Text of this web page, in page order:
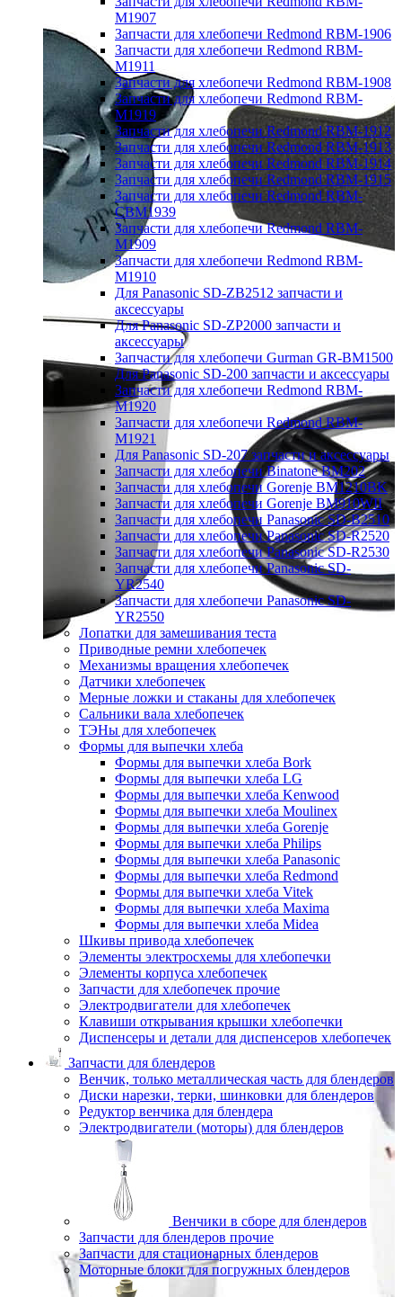
M1907
Запчасти для хлебопечи Redmond RBM-1906
Запчасти для хлебопечи Redmond RBM-
M1911
Запчасти для хлебопечи Redmond RBM-1908
Запчасти для хлебопечи Redmond RBM-
M1919
Запчасти для хлебопечи Redmond RBM-1912
Запчасти для хлебопечи Redmond RBM-1913
Запчасти для хлебопечи Redmond RBM-1914
Запчасти для хлебопечи Redmond RBM-1915
Запчасти для хлебопечи Redmond RBM-
CBM1939
Запчасти для хлебопечи Redmond RBM-
M1909
Запчасти для хлебопечи Redmond RBM-
M1910
Для Panasonic SD-ZB2512 запчасти и
аксессуары
Для Panasonic SD-ZP2000 запчасти и
аксессуары
Запчасти для хлебопечи Gurman GR-BM1500
Для Panasonic SD-200 запчасти и аксессуары
Запчасти для хлебопечи Redmond RBM-
M1920
Запчасти для хлебопечи Redmond RBM-
M1921
Для Panasonic SD-207 запчасти и аксессуары
Запчасти для хлебопечи Binatone BM202
Запчасти для хлебопечи Gorenje BM1210BK
Запчасти для хлебопечи Gorenje BM910WII
Запчасти для хлебопечи Panasonic SD-B2510
Запчасти для хлебопечи Panasonic SD-R2520
Запчасти для хлебопечи Panasonic SD-R2530
Запчасти для хлебопечи Panasonic SD-
YR2540
Запчасти для хлебопечи Panasonic SD-
YR2550
Лопатки для замешивания теста
Приводные ремни хлебопечек
Механизмы вращения хлебопечек
Датчики хлебопечек
Мерные ложки и стаканы для хлебопечек
Сальники вала хлебопечек
ТЭНы для хлебопечек
Формы для выпечки хлеба
Формы для выпечки хлеба Bork
Формы для выпечки хлеба LG
Формы для выпечки хлеба Kenwood
Формы для выпечки хлеба Moulinex
Формы для выпечки хлеба Gorenje
Формы для выпечки хлеба Philips
Формы для выпечки хлеба Panasonic
Формы для выпечки хлеба Redmond
Формы для выпечки хлеба Vitek
Формы для выпечки хлеба Maxima
Формы для выпечки хлеба Midea
Шкивы привода хлебопечек
Элементы электросхемы для хлебопечки
Элементы корпуса хлебопечек
Запчасти для хлебопечек прочие
Электродвигатели для хлебопечек
Клавиши открывания крышки хлебопечки
Диспенсеры и детали для диспенсеров хлебопечек
Запчасти для блендеров
Венчик, только металлическая часть для блендеров
Диски нарезки, терки, шинковки для блендеров
Редуктор венчика для блендера
Электродвигатели (моторы) для блендеров
Венчики в сборе для блендеров
Запчасти для блендеров прочие
Запчасти для стационарных блендеров
Моторные блоки для погружных блендеров